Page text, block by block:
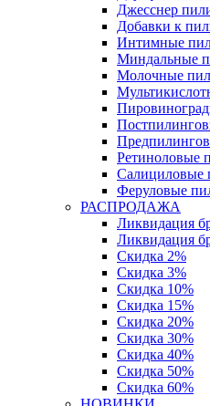
Джесснер
Добавки к
Интимные
Миндальные
Молочные
Ретиноловые
Салициловые
Феруловые
РАСПРОДАЖА
Ликвидация
Ликвидация
Скидка 2%
Скидка 3%
Скидка 10%
Скидка 15%
Скидка 20%
Скидка 30%
Скидка 40%
Скидка 50%
Скидка 60%